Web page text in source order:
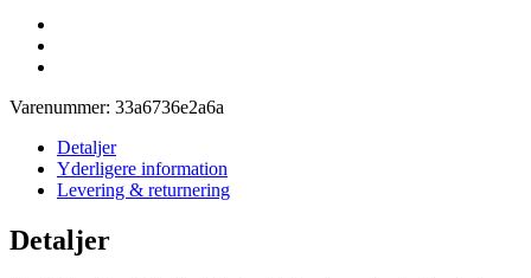
Varenummer: 33a6736e2a6a
Detaljer
Yderligere information
Levering & returnering
Detaljer